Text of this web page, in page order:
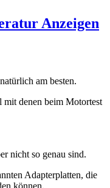
Anzeigen
am besten.
mit denen beim Motortest
nicht so genau sind.
Adapterplatten, die